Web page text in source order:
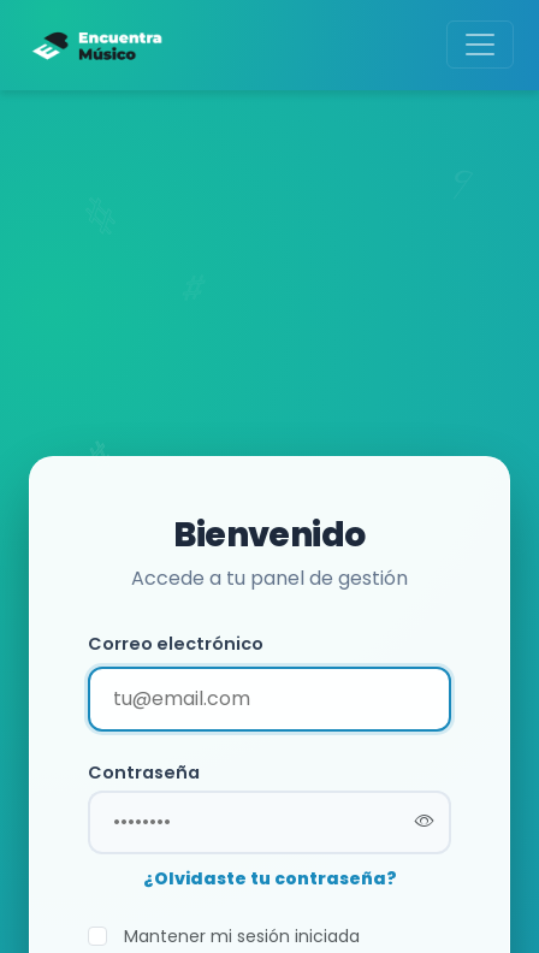
Bienvenido
Accede a tu panel de gestión
Correo electrónico
Contraseña
¿Olvidaste tu contraseña?
Mantener mi sesión iniciada